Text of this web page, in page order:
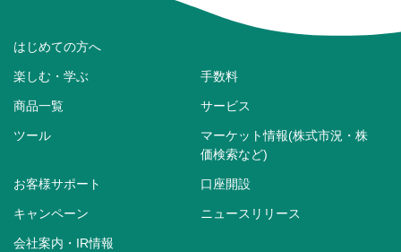
はじめての方へ
楽しむ・学ぶ 手数料
商品一覧 サービス
ツール
マーケット情報(株式市況・株
価検索など)
お客様サポート 口座開設
キャンペーン ニュースリリース
会社案内・IR情報